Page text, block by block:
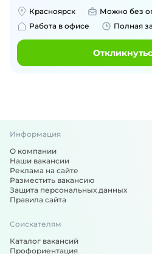
Красноярск
Можно без
Работа в офисе
Полная
Информация
О компании
Наши вакансии
Реклама на сайте
Разместить вакансию
Защита персональных данных
Правила сайта
Соискателям
Каталог вакансий
Профориентация